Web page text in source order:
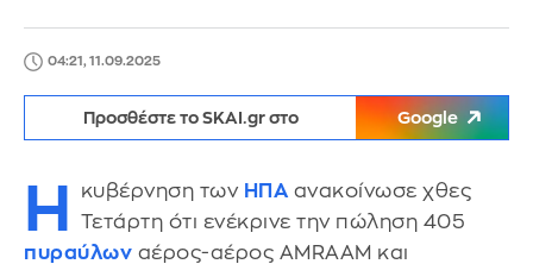
04:21, 11.09.2025
Προσθέστε το SKAI.gr στο Google
Η κυβέρνηση των ΗΠΑ ανακοίνωσε χθες
Τετάρτη ότι ενέκρινε την πώληση 405
πυραύλων αέρος-αέρος AMRAAM και